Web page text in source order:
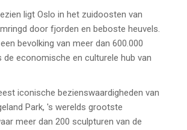
ligt Oslo in het zuidoosten van
door fjorden en beboste heuvels.
bevolking van meer dan 600.000
de economische en culturele hub van
iconische bezienswaardigheden van
Park, 's werelds grootste
meer dan 200 sculpturen van de